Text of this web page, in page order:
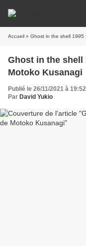
Accueil » Ghost in the shell 1995
Ghost in the shell
Motoko Kusanagi
Publié le 26/11/2021 à 19:52
Par David Yukio